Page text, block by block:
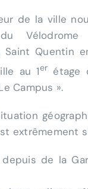
Se connecter
de la ville
Vélodrome
Saint Quentin
au 1er étage
Campus ».
extrêmement
de la